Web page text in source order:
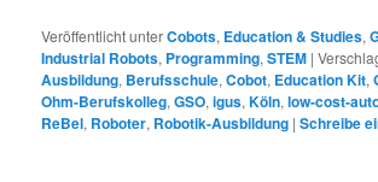
Veröffentlicht unterCobots, Education & Studies,
Industrial Robots, Programming,STEM |
Ausbildung, Berufsschule,Cobot, Education Kit,
Ohm-Berufskolleg,GSO,igus,Köln,low-cost-
ReBel, Roboter, Robotik-Ausbildung |Schreibe